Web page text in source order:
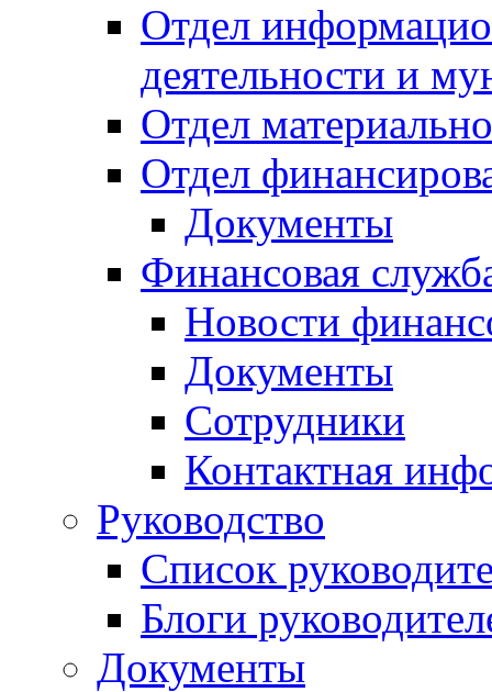
Отдел
деятельности и
Отдел
Отдел
Документы
Финансовая
Новости
Документы
Сотрудники
Контактная
Руководство
Список
Блоги
Документы